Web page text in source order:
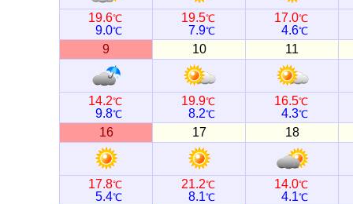
19.6℃
9.0℃
19.5℃
7.9℃
17.0℃
4.6℃
9 10 11
14.2℃
9.8℃
19.9℃
8.2℃
16.5℃
4.3℃
16 17 18
17.8℃
5.4℃
21.2℃
8.1℃
14.0℃
4.1℃